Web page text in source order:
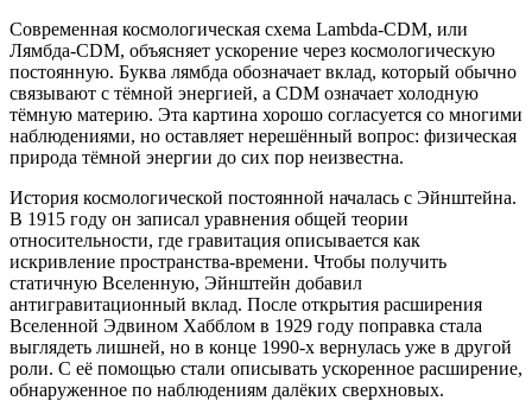
Современная космологическая схема Lambda-CDM, или
Лямбда-CDM, объясняет ускорение через космологическую
постоянную. Буква лямбда обозначает вклад, который обычно
связывают с тёмной энергией, а CDM означает холодную
тёмную материю. Эта картина хорошо согласуется со многими
наблюдениями, но оставляет нерешённый вопрос: физическая
природа тёмной энергии до сих пор неизвестна.
История космологической постоянной началась с Эйнштейна.
В 1915 году он записал уравнения общей теории
относительности, где гравитация описывается как
искривление пространства-времени. Чтобы получить
статичную Вселенную, Эйнштейн добавил
антигравитационный вклад. После открытия расширения
Вселенной Эдвином Хабблом в 1929 году поправка стала
выглядеть лишней, но в конце 1990-х вернулась уже в другой
роли. С её помощью стали описывать ускоренное расширение,
обнаруженное по наблюдениям далёких сверхновых.